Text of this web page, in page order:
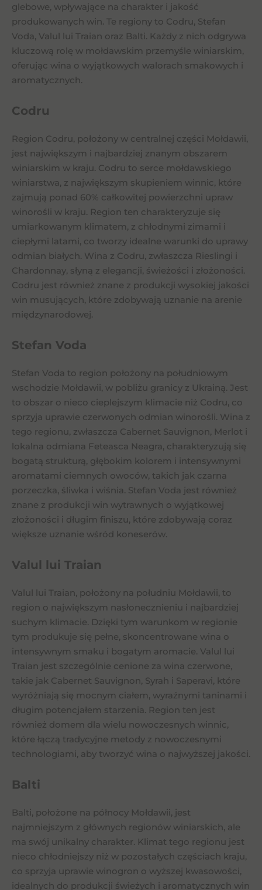
glebowe, wpływające na charakter i jakość
produkowanych win. Te regiony to Codru, Stefan
Voda, Valul lui Traian oraz Balti. Każdy z nich odgrywa
kluczową rolę w mołdawskim przemyśle winiarskim,
oferując wina o wyjątkowych walorach smakowych i
aromatycznych.
Codru
Region Codru, położony w centralnej części Mołdawii,
jest największym i najbardziej znanym obszarem
winiarskim w kraju. Codru to serce mołdawskiego
winiarstwa, z największym skupieniem winnic, które
zajmują ponad 60% całkowitej powierzchni upraw
winorośli w kraju. Region ten charakteryzuje się
umiarkowanym klimatem, z chłodnymi zimami i
ciepłymi latami, co tworzy idealne warunki do uprawy
odmian białych. Wina z Codru, zwłaszcza Rieslingi i
Chardonnay, słyną z elegancji, świeżości i złożoności.
Codru jest również znane z produkcji wysokiej jakości
win musujących, które zdobywają uznanie na arenie
międzynarodowej.
Stefan Voda
Stefan Voda to region położony na południowym
wschodzie Mołdawii, w pobliżu granicy z Ukrainą. Jest
to obszar o nieco cieplejszym klimacie niż Codru, co
sprzyja uprawie czerwonych odmian winorośli. Wina z
tego regionu, zwłaszcza Cabernet Sauvignon, Merlot i
lokalna odmiana Feteasca Neagra, charakteryzują się
bogatą strukturą, głębokim kolorem i intensywnymi
aromatami ciemnych owoców, takich jak czarna
porzeczka, śliwka i wiśnia. Stefan Voda jest również
znane z produkcji win wytrawnych o wyjątkowej
złożoności i długim finiszu, które zdobywają coraz
większe uznanie wśród koneserów.
Valul lui Traian
Valul lui Traian, położony na południu Mołdawii, to
region o największym nasłonecznieniu i najbardziej
suchym klimacie. Dzięki tym warunkom w regionie
tym produkuje się pełne, skoncentrowane wina o
intensywnym smaku i bogatym aromacie. Valul lui
Traian jest szczególnie cenione za wina czerwone,
takie jak Cabernet Sauvignon, Syrah i Saperavi, które
wyróżniają się mocnym ciałem, wyraźnymi taninami i
długim potencjałem starzenia. Region ten jest
również domem dla wielu nowoczesnych winnic,
które łączą tradycyjne metody z nowoczesnymi
technologiami, aby tworzyć wina o najwyższej jakości.
Balti
Balti, położone na północy Mołdawii, jest
najmniejszym z głównych regionów winiarskich, ale
ma swój unikalny charakter. Klimat tego regionu jest
nieco chłodniejszy niż w pozostałych częściach kraju,
co sprzyja uprawie winogron o wyższej kwasowości,
idealnych do produkcji świeżych i aromatycznych win